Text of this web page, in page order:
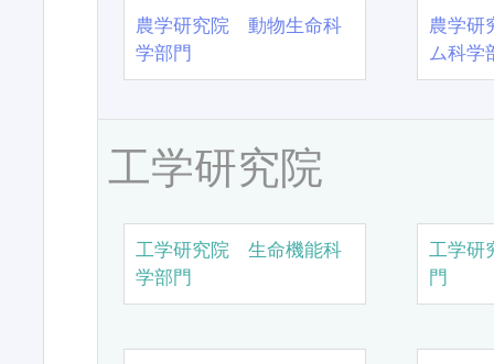
農学研究院 動物生命科
学部門
農学
ム科学
工学研究院
工学研究院 生命機能科
学部門
工学研
門